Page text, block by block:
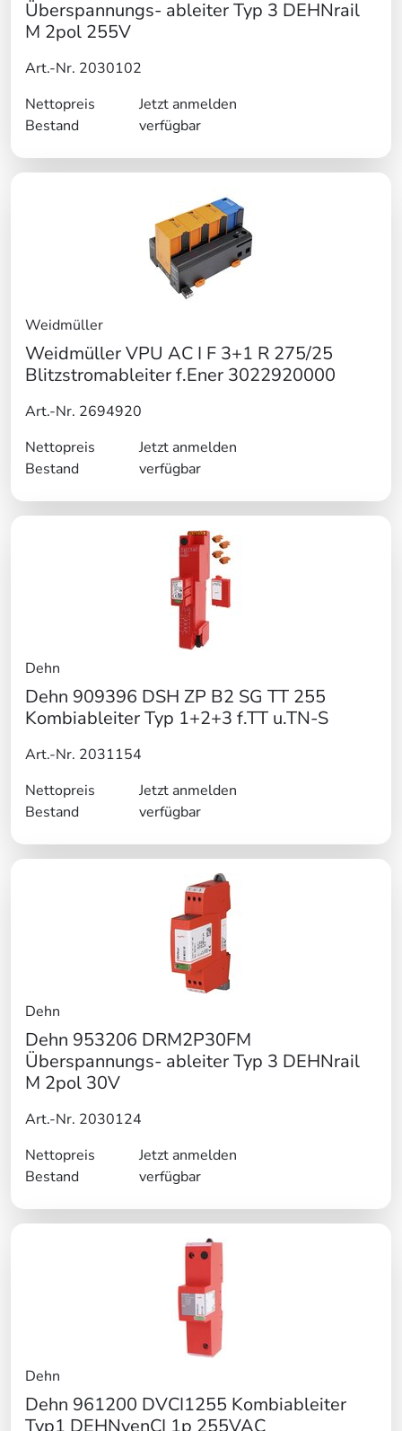
Überspannungs- ableiter Typ 3 DEHNrail
M 2pol 255V
Art.-Nr. 2030102
Nettopreis
Jetzt anmelden
Bestand
verfügbar
Weidmüller
Weidmüller VPU AC I F 3+1 R 275/25
Blitzstromableiter f.Ener 3022920000
Art.-Nr. 2694920
Nettopreis
Jetzt anmelden
Bestand
verfügbar
Dehn
Dehn 909396 DSH ZP B2 SG TT 255
Kombiableiter Typ 1+2+3 f.TT u.TN-S
Art.-Nr. 2031154
Nettopreis
Jetzt anmelden
Bestand
verfügbar
Dehn
Dehn 953206 DRM2P30FM
Überspannungs- ableiter Typ 3 DEHNrail
M 2pol 30V
Art.-Nr. 2030124
Nettopreis
Jetzt anmelden
Bestand
verfügbar
Dehn
Dehn 961200 DVCI1255 Kombiableiter